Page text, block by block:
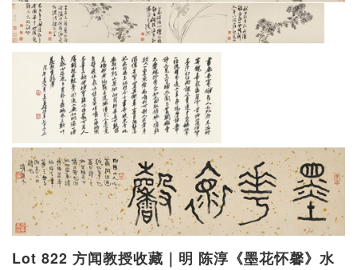
Lot 822 方闻教授收藏｜明 陈淳《墨花怀馨》水